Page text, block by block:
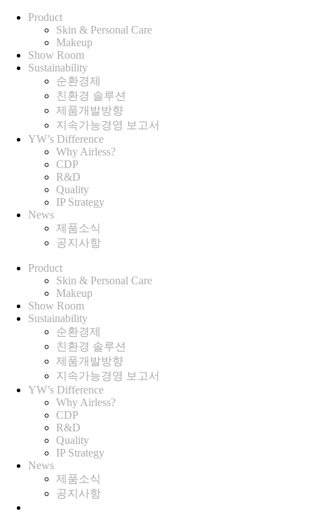
Product
Skin & Personal Care
Makeup
Show Room
Sustainability
순환경제
친환경 솔루션
제품개발방향
지속가능경영 보고서
YW’s Difference
Why Airless?
CDP
R&D
Quality
IP Strategy
News
제품소식
공지사항
Product
Skin & Personal Care
Makeup
Show Room
Sustainability
순환경제
친환경 솔루션
제품개발방향
지속가능경영 보고서
YW’s Difference
Why Airless?
CDP
R&D
Quality
IP Strategy
News
제품소식
공지사항